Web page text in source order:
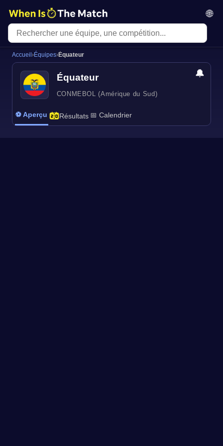
🌐
Accueil ›Équipes›Équateur
Équateur
CONMEBOL (Amérique du Sud)
🔔
⚽ Aperçu Résultats 📅 Calendrier